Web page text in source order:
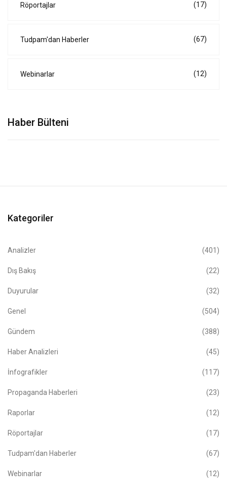
Röportajlar (17)
Tudpam'dan Haberler (67)
Webinarlar (12)
Haber Bülteni
Kategoriler
Analizler (401)
Dış Bakış (22)
Duyurular (32)
Genel (504)
Gündem (388)
Haber Analizleri (45)
İnfografikler (117)
Propaganda Haberleri (23)
Raporlar (12)
Röportajlar (17)
Tudpam'dan Haberler (67)
Webinarlar (12)